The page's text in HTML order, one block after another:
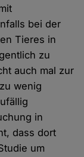
bei der
Tieres in
zu
auch mal zur
wenig
in
dass dort
um